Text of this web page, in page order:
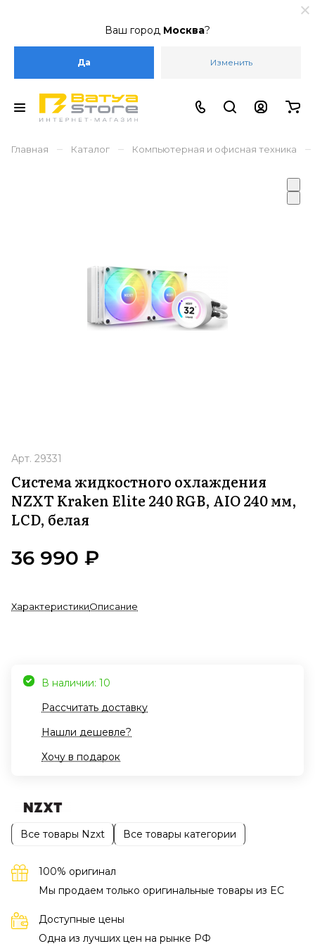
Ваш город Москва?
Да Изменить
Главная – Каталог – Компьютерная и офисная техника –
Арт. 29331
Система жидкостного охлаждения
NZXT Kraken Elite 240 RGB, AIO 240 мм,
LCD, белая
36 990 ₽
ХарактеристикиОписание
В наличии: 10
Рассчитать доставку
Нашли дешевле?
Хочу в подарок
Все товары Nzxt Все товары категории
100% оригинал
Мы продаем только оригинальные товары из EC
Доступные цены
Одна из лучших цен на рынке РФ